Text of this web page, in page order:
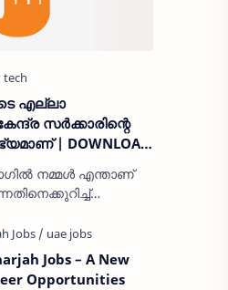
എല്ലാ
സർക്കാരിന്റെ
| DOWNLOAD
AVAIL ALL CENTRAL
നമ്മൾ എന്താണ്
Jobs – A New
Opportunities